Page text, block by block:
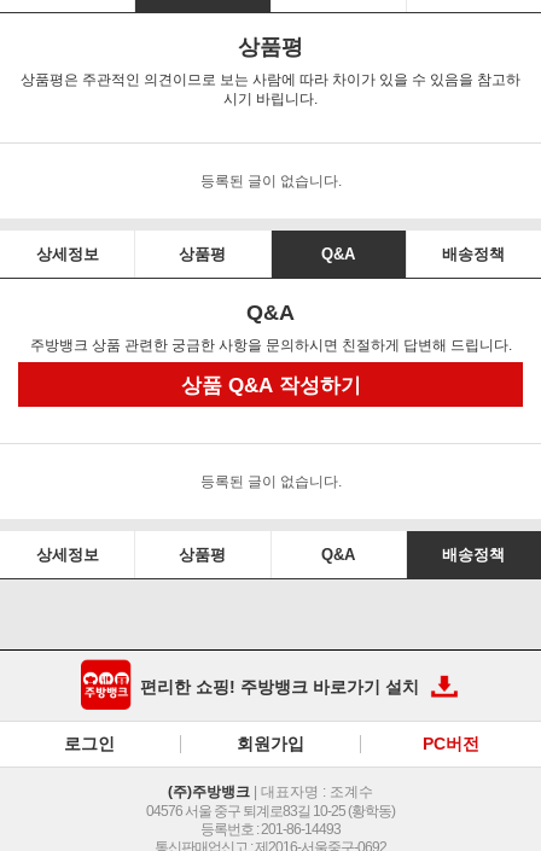
상품평
상품평은 주관적인 의견이므로 보는 사람에 따라 차이가 있을 수 있음을 참고하
시기 바립니다.
등록된 글이 없습니다.
상세정보 상품평 Q&A 배송정책
Q&A
주방뱅크 상품 관련한 궁금한 사항을 문의하시면 친절하게 답변해 드립니다.
상품 Q&A 작성하기
등록된 글이 없습니다.
상세정보 상품평 Q&A 배송정책
편리한 쇼핑! 주방뱅크 바로가기 설치
로그인 회원가입 PC버전
(주)주방뱅크 | 대표자명 : 조계수
04576 서울 중구 퇴계로83길 10-25 (황학동)
등록번호 : 201-86-14493